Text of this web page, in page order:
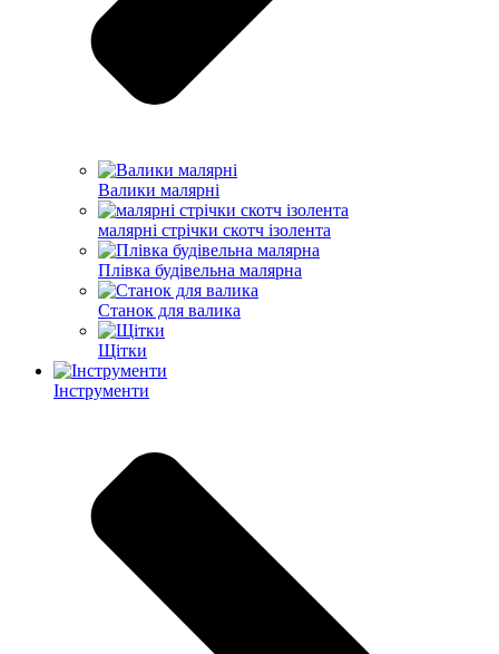
Валики малярні
малярні стрічки скотч ізолента
Плівка будівельна малярна
Станок для валика
Щітки
Інструменти